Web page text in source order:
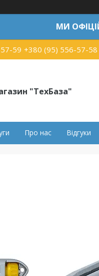
МИ
59 +380 (95) 556-57-58
"ТехБаза"
Про нас Відгуки